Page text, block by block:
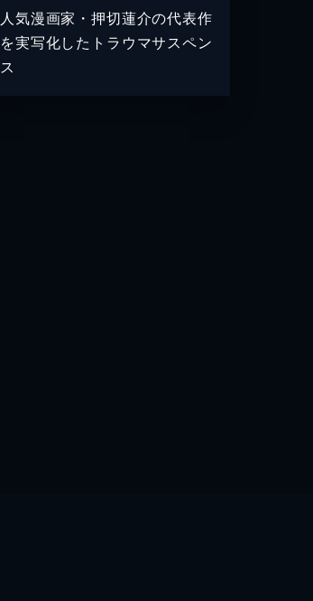
人気漫画家・押切蓮介の代表作
を実写化したトラウマサスペン
ス